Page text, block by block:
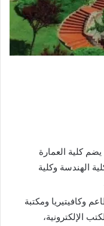
كلية العمارة
الهندسة وكلية
وكافيتيريا ومكتبة
ألف من الكتب الإلكترونية،